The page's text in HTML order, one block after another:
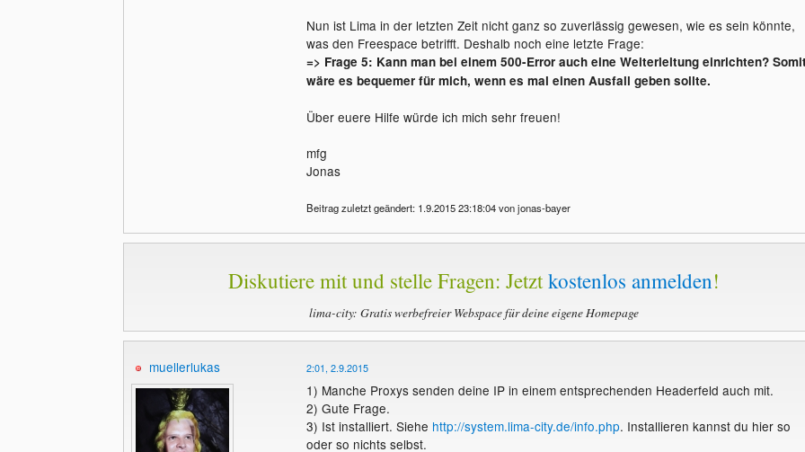
Nun ist Lima in der letzten Zeit nicht ganz so zuverlässig gewesen, wie es sein könnte,
was den Freespace betrifft. Deshalb noch eine letzte Frage:
=> Frage 5: Kann man bei einem 500-Error auch eine Weiterleitung einrichten?
wäre es bequemer für mich, wenn es mal einen Ausfall geben sollte.
Über euere Hilfe würde ich mich sehr freuen!
mfg
Jonas
Beitrag zuletzt geändert: 1.9.2015 23:18:04 von jonas-bayer
Diskutiere mit und stelle Fragen: Jetztkostenlos anmelden!
lima-city: Gratis werbefreier Webspace für deine eigene Homepage
muellerlukas 2:01, 2.9.2015
1) Manche Proxys senden deine IP in einem entsprechenden Headerfeld auch mit.
2) Gute Frage.
3) Ist installiert. Siehe http://system.lima-city.de/info.php. Installieren kannst du hier so
oder so nichts selbst.